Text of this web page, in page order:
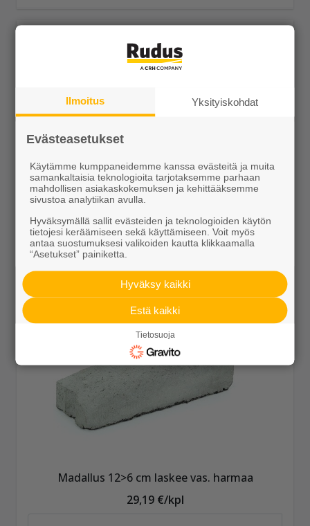
Liim reunakivi kulma kupera 490x130x120
17,29 €/kpl
Näytä lisätiedot
Madallus 12>6 cm laskee vas. harmaa
29,19 €/kpl
Ilmoitus Yksityiskohdat
Evästeasetukset
Käytämme kumppaneidemme kanssa evästeitä ja muita
samankaltaisia teknologioita tarjotaksemme parhaan
mahdollisen asiakaskokemuksen ja kehittääksemme
sivustoa analytiikan avulla.
Hyväksymällä sallit evästeiden ja teknologioiden käytön
tietojesi keräämiseen sekä käyttämiseen. Voit myös
antaa suostumuksesi valikoiden kautta klikkaamalla
“Asetukset” painiketta.
Hyväksy kaikki
Estä kaikki
Tietosuoja